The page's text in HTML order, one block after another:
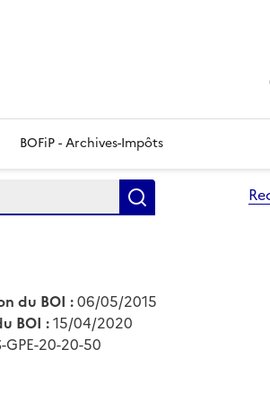
BOFiP - Archives-Impôts
du BOI :06/05/2015
BOI :15/04/2020
GPE-20-20-50